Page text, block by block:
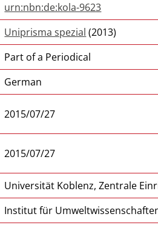
urn:nbn:de:kola-9623
Uniprisma spezial (2013)
Part of a Periodical
German
2015/07/27
2015/07/27
Universität Koblenz, Zentrale
Institut für